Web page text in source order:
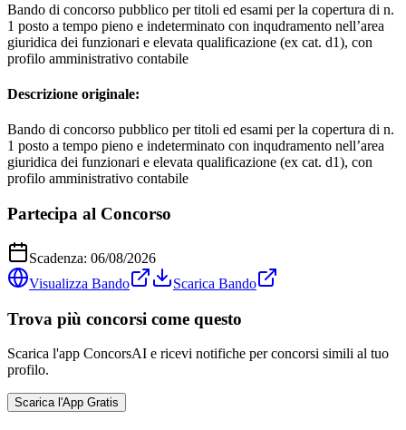
Bando di concorso pubblico per titoli ed esami per la copertura di n.
1 posto a tempo pieno e indeterminato con inqudramento nell’area
giuridica dei funzionari e elevata qualificazione (ex cat. d1), con
profilo amministrativo contabile
Descrizione originale:
Bando di concorso pubblico per titoli ed esami per la copertura di n.
1 posto a tempo pieno e indeterminato con inqudramento nell’area
giuridica dei funzionari e elevata qualificazione (ex cat. d1), con
profilo amministrativo contabile
Partecipa al Concorso
Scadenza: 06/08/2026
Visualizza Bando
Scarica Bando
Trova più concorsi come questo
Scarica l'app ConcorsAI e ricevi notifiche per concorsi simili al tuo
profilo.
Scarica l'App Gratis